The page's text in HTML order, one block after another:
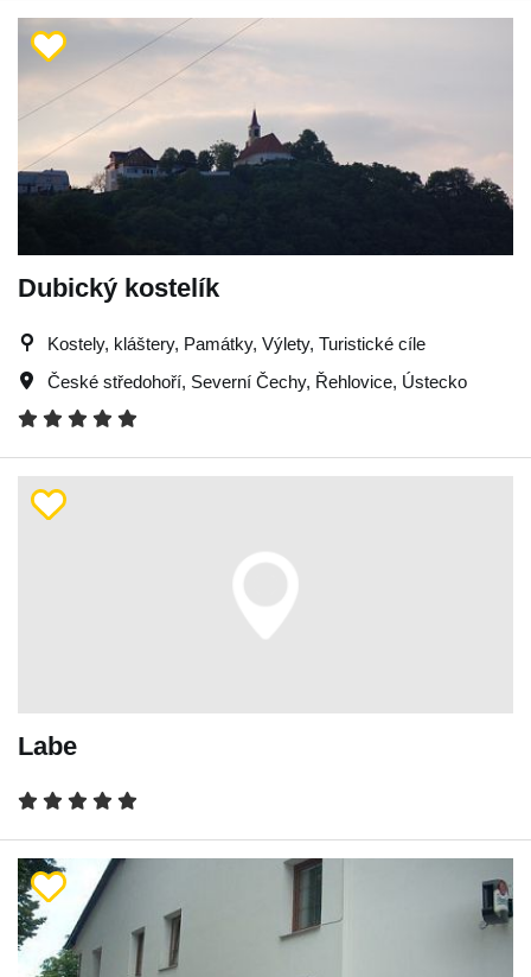
Dubický kostelík
Kostely, kláštery, Památky, Výlety, Turistické cíle
České středohoří, Severní Čechy, Řehlovice, Ústecko
Labe